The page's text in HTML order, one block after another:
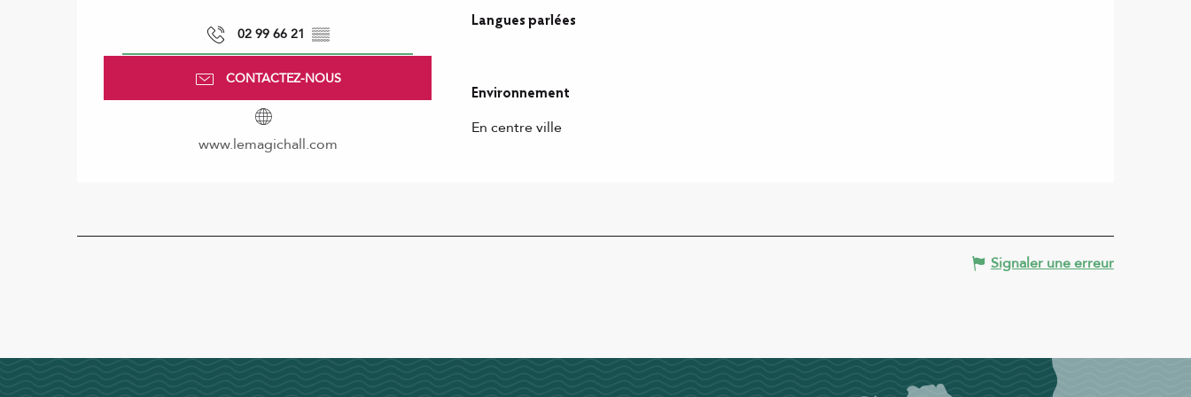
02 99 66 21 ▒▒
CONTACTEZ-NOUS
www.lemagichall.com
Langues parlées
Langues parlées
Environnement
Environnement
En centre ville
Signaler une erreur